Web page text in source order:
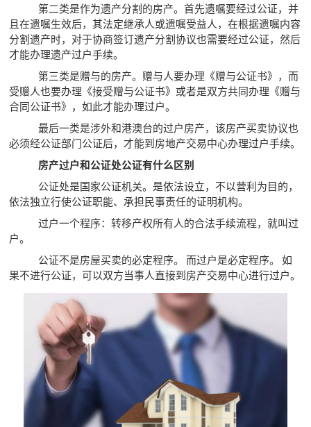
第二类是作为遗产分割的房产。首先遗嘱要经过公证，并
且在遗嘱生效后，其法定继承人或遗嘱受益人，在根据遗嘱内容
分割遗产时，对于协商签订遗产分割协议也需要经过公证，然后
才能办理遗产过户手续。
第三类是赠与的房产。赠与人要办理《赠与公证书》，而
受赠人也要办理《接受赠与公证书》或者是双方共同办理《赠与
合同公证书》，如此才能办理过户。
最后一类是涉外和港澳台的过户房产，该房产买卖协议也
必须经公证部门公证后，才能到房地产交易中心办理过户手续。
房产过户和公证处公证有什么区别
公证处是国家公证机关。是依法设立，不以营利为目的，
依法独立行使公证职能、承担民事责任的证明机构。
过户一个程序：转移产权所有人的合法手续流程，就叫过
户。
公证不是房屋买卖的必定程序。 而过户是必定程序。 如
果不进行公证，可以双方当事人直接到房产交易中心进行过户。